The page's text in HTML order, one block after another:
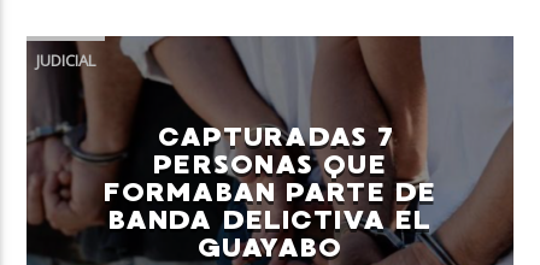
JUDICIAL
CAPTURADAS 7
PERSONAS QUE
FORMABAN PARTE DE
BANDA DELICTIVA EL
GUAYABO